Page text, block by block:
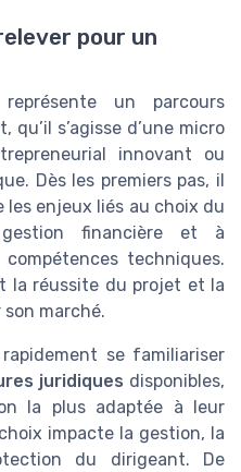
pour un
un parcours
s’agisse d’une micro
innovant ou
Dès les premiers pas, il
les enjeux liés au choix du
financière et à
techniques.
la réussite du projet et la
marché.
se familiariser
juridiques disponibles,
la plus adaptée à leur
impacte la gestion, la
du dirigeant. De